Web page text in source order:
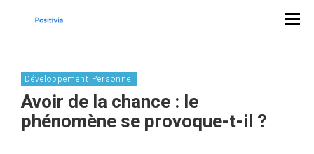
Développement Personnel
Avoir de la chance : le
phénomène se provoque-t-il ?